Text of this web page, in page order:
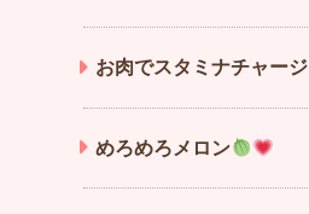
お肉でスタミナチャージ
めろめろメロン